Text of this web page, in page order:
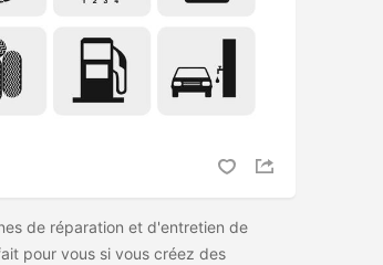
de réparation et d'entretien de
pour vous si vous créez des